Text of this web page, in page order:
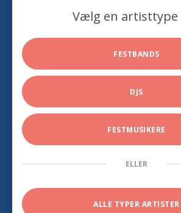
Vælg en artisttype
FESTBANDS
DJS
FESTMUSIKERE
ELLER
ALLE TYPER ARTISTER